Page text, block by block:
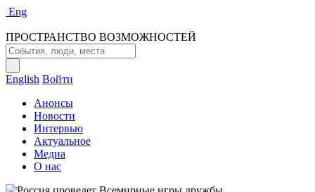
Eng
ПРОСТРАНСТВО ВОЗМОЖНОСТЕЙ
English Войти
Анонсы
Новости
Интервью
Актуальное
Медиа
О нас